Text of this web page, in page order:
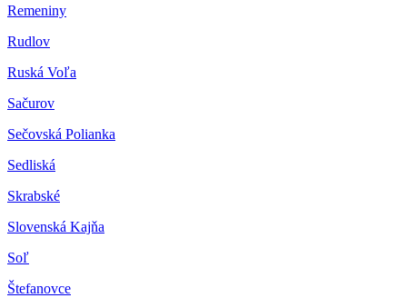
Remeniny
Rudlov
Ruská Voľa
Sačurov
Sečovská Polianka
Sedliská
Skrabské
Slovenská Kajňa
Soľ
Štefanovce